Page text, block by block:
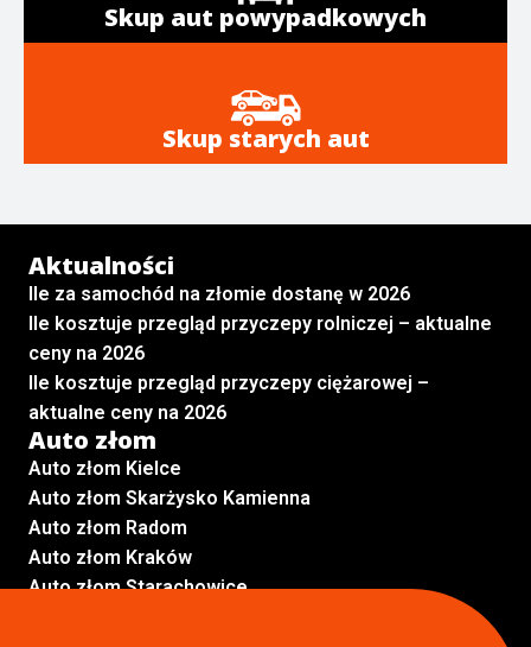
Skup aut powypadkowych
Skup starych aut
Aktualności
Ile za samochód na złomie dostanę w 2026
Ile kosztuje przegląd przyczepy rolniczej – aktualne
ceny na 2026
Ile kosztuje przegląd przyczepy ciężarowej –
aktualne ceny na 2026
Auto złom
Auto złom Kielce
Auto złom Skarżysko Kamienna
Auto złom Radom
Auto złom Kraków
Auto złom Starachowice